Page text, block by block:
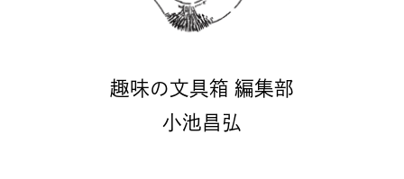
趣味の文具箱 編集部
小池昌弘